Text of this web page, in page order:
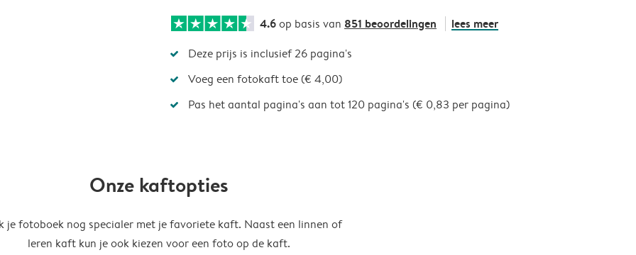
4.6op basis van 851 beoordelingen lees meer
Deze prijs is inclusief 26 pagina's
Voeg een fotokaft toe (€ 4,00)
Pas het aantal pagina's aan tot 120 pagina's (€ 0,83 per pagina)
Onze kaftopties
je fotoboek nog specialer met je favoriete kaft. Naast een linnen of
leren kaft kun je ook kiezen voor een foto op de kaft.